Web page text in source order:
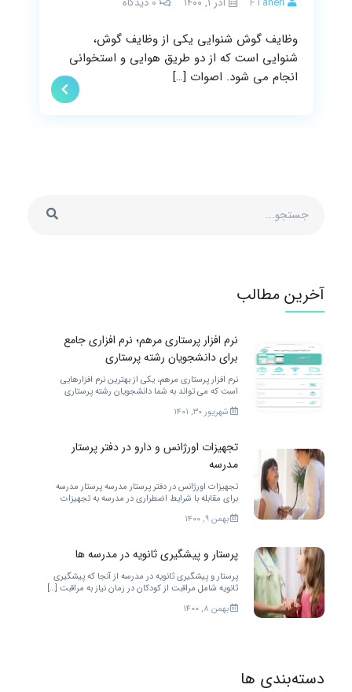
وظایف گوش شنوایی یکی از وظایف گوش،
شنوایی است که از دو طریق هوایی و استخوانی
انجام می شود. اصوات […]
آخرین مطالب
نرم افزار پرستاری مرهم؛ نرم افزاری جامع
برای دانشجویان رشته پرستاری
نرم افزار پرستاری مرهم، یکی از بهترین نرم افزارهایی
است که می تواند به شما دانشجویان رشته پرستاری
خدمات مختلفی را ارائه کند. برای بهتر شدن.
شهریور ۳۰, ۱۴۰۱
تجهیزات اورژانس و دارو در دفتر پرستار
مدرسه
تجهیزات اورژانس در دفتر پرستار مدرسه پرستار مدرسه
برای مقابله با شرایط اضطراری در مدرسه به تجهیزات
زیادی احتیاج دارد. […]
بهمن ۹, ۱۴۰۰
پرستار و پیشگیری ثانویه در مدرسه ها
پرستار و پیشگیری ثانویه در مدرسه از آنجا که پیشگیری
ثانویه شامل مراقبت از کودکان در زمان نیاز به مراقبت […]
بهمن ۸, ۱۴۰۰
دسته‌بندی ها